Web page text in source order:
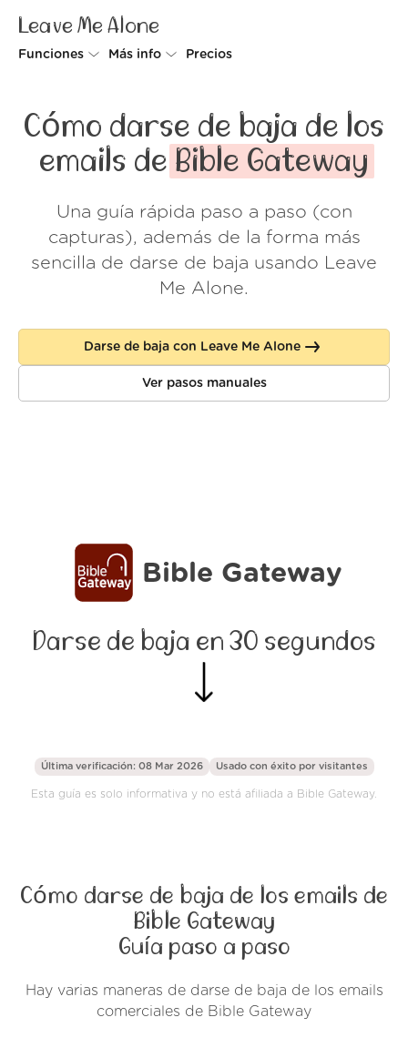
Leave Me Alone
Funciones
Spam Blocker
Do-not-disturb
Más info
Cómo funciona
Seguridad
Muro de amor
FAQ
Precios
Cómo darse de baja de los
emails de Bible Gateway
Una guía rápida paso a paso (con
capturas), además de la forma más
sencilla de darse de baja usando Leave
Me Alone.
Darse de baja con Leave Me Alone
Ver pasos manuales
Bible Gateway
Darse de baja en 30 segundos
Última verificación: 08 Mar 2026 Usado con éxito por visitantes
Esta guía es solo informativa y no está afiliada a Bible Gateway.
Cómo darse de baja de los emails de
Bible Gateway
Guía paso a paso
Hay varias maneras de darse de baja de los emails
comerciales de Bible Gateway